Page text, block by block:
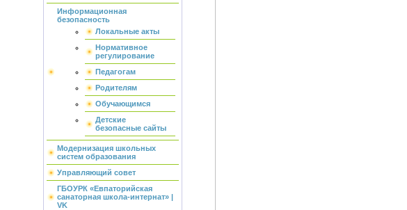
Информационная
безопасность
Локальные акты
Нормативное
регулирование
Педагогам
Родителям
Обучающимся
Детские
безопасные сайты
Модернизация школьных
систем образования
Управляющий совет
ГБОУРК «Евпаторийская
санаторная школа-интернат» |
VK